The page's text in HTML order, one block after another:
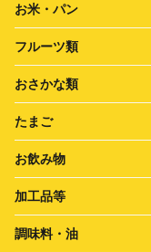
お米・パン
フルーツ類
おさかな類
たまご
お飲み物
加工品等
調味料・油